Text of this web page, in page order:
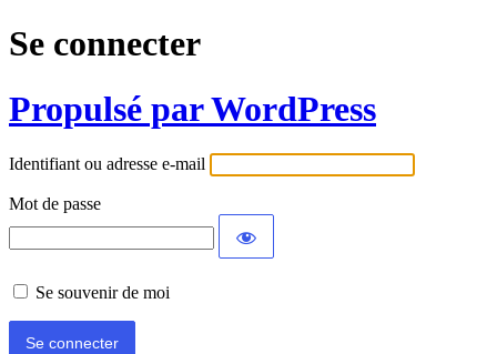
Se connecter
Propulsé par WordPress
Identifiant ou adresse e-mail
Mot de passe
Se souvenir de moi